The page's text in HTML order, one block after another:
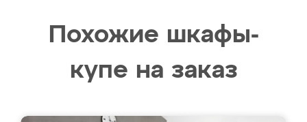
Похожие шкафы-
купе на заказ